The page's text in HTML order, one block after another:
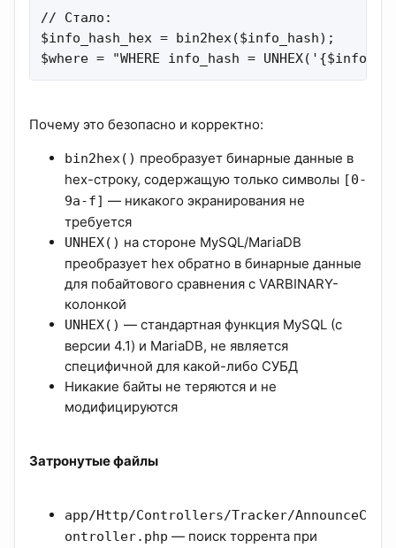
// Стало:
$info_hash_hex = bin2hex($info_hash);
$where = "WHERE info_hash =
Почему это безопасно и корректно:
bin2hex() преобразует бинарные данные в
hex-строку, содержащую только символы [0-
9a-f] — никакого экранирования не
требуется
UNHEX() на стороне MySQL/MariaDB
преобразует hex обратно в бинарные данные
для побайтового сравнения с VARBINARY-
колонкой
UNHEX() — стандартная функция MySQL (с
версии 4.1) и MariaDB, не является
специфичной для какой-либо СУБД
Никакие байты не теряются и не
модифицируются
Затронутые файлы
app/Http/Controllers/Tracker/AnnounceC
ontroller.php — поиск торрента при